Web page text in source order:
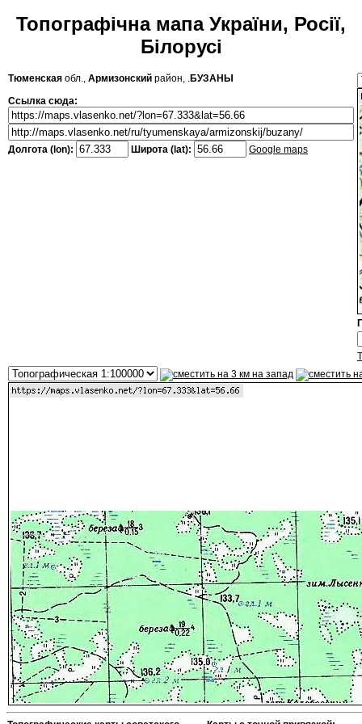
Топографічна мапа України, Росії,
Білорусі
Тюменская обл., Армизонский район, .БУЗАНЫ
Ссылка сюда:
Долгота (lon): Широта (lat): Google maps